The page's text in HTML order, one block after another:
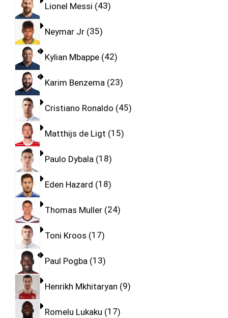
Lionel Messi 43
Neymar Jr 35
Kylian Mbappe 42
Karim Benzema 23
Cristiano Ronaldo 45
Matthijs de Ligt 15
Paulo Dybala 18
Eden Hazard 18
Thomas Muller 24
Toni Kroos 17
Paul Pogba 13
Henrikh Mkhitaryan 9
Romelu Lukaku 17